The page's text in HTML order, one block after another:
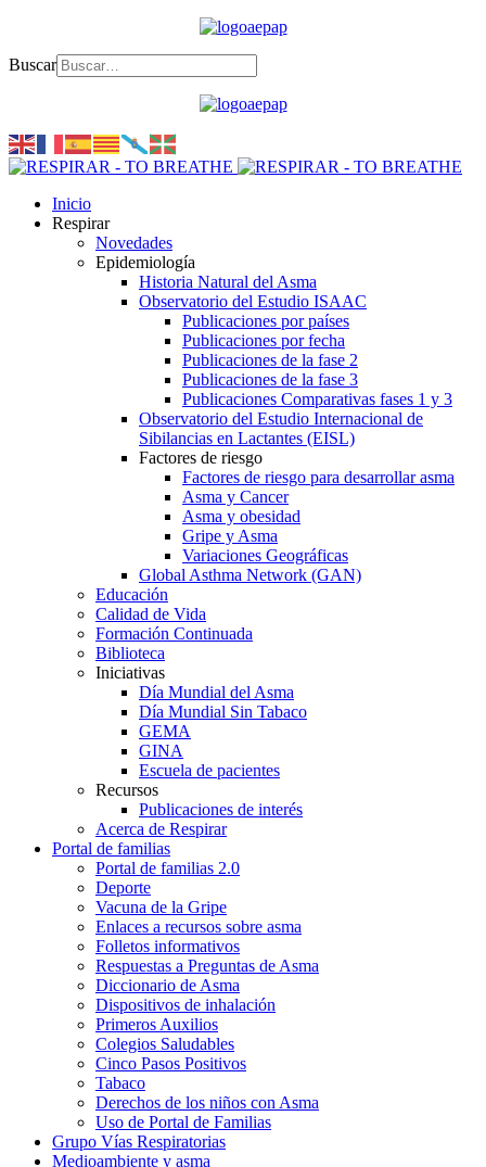
Buscar
Inicio
Respirar
Novedades
Epidemiología
Historia Natural del Asma
Observatorio del Estudio ISAAC
Publicaciones por países
Publicaciones por fecha
Publicaciones de la fase 2
Publicaciones de la fase 3
Publicaciones Comparativas fases 1 y 3
Observatorio del Estudio Internacional de
Sibilancias en Lactantes (EISL)
Factores de riesgo
Factores de riesgo para desarrollar asma
Asma y Cancer
Asma y obesidad
Gripe y Asma
Variaciones Geográficas
Global Asthma Network (GAN)
Educación
Calidad de Vida
Formación Continuada
Biblioteca
Iniciativas
Día Mundial del Asma
Día Mundial Sin Tabaco
GEMA
GINA
Escuela de pacientes
Recursos
Publicaciones de interés
Acerca de Respirar
Portal de familias
Portal de familias 2.0
Deporte
Vacuna de la Gripe
Enlaces a recursos sobre asma
Folletos informativos
Respuestas a Preguntas de Asma
Diccionario de Asma
Dispositivos de inhalación
Primeros Auxilios
Colegios Saludables
Cinco Pasos Positivos
Tabaco
Derechos de los niños con Asma
Uso de Portal de Familias
Grupo Vías Respiratorias
Medioambiente y asma